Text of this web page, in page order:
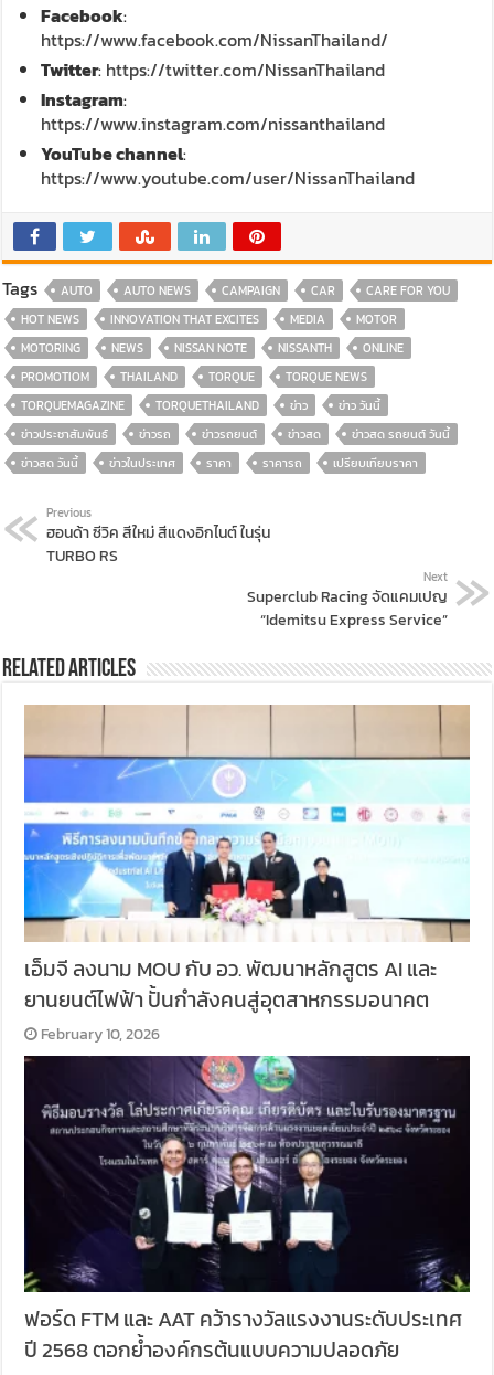
Facebook:
https://www.facebook.com/NissanThailand/
Twitter: https://twitter.com/NissanThailand
Instagram:
https://www.instagram.com/nissanthailand
YouTube channel:
https://www.youtube.com/user/NissanThailand
Tags AUTO AUTO NEWS CAMPAIGN CAR
CARE FOR YOU
HOT NEWS
INNOVATION THAT EXCITES MEDIA
MOTOR
MOTORING
NEWS NISSAN NOTE NISSANTH
ONLINE
PROMOTIOM
THAILAND TORQUE
TORQUE NEWS
TORQUEMAGAZINE
TORQUETHAILAND ข่าว
ข่าว วันนี้
ข่าวประชาสัมพันธ์
ข่าวรถ ข่าวรถยนต์ ข่าวสด
ข่าวสด รถยนต์ วันนี้
ข่าวสด วันนี้
ข่าวในประเทศ ราคา ราคารถ เปรียบเทียบราคา
Previous
ฮอนด้า ซีวิค สีใหม่ สีแดงอิกไนต์ ในรุ่น
TURBO RS
Next
Superclub Racing จัดแคมเปญ
“Idemitsu Express Service”
Related Articles
เอ็มจี ลงนาม MOU กับ อว. พัฒนาหลักสูตร AI และ
ยานยนต์ไฟฟ้า ปั้นกำลังคนสู่อุตสาหกรรมอนาคต
February 10, 2026
ฟอร์ด FTM และ AAT คว้ารางวัลแรงงานระดับประเทศ
ปี 2568 ตอกย้ำองค์กรต้นแบบความปลอดภัย